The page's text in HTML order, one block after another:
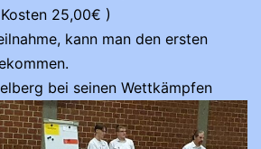
25,00€ )
kann man den ersten
bei seinen Wettkämpfen